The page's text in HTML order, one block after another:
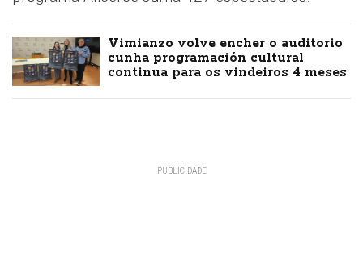
Vimianzo volve encher o auditorio
cunha programación cultural
continua para os vindeiros 4 meses